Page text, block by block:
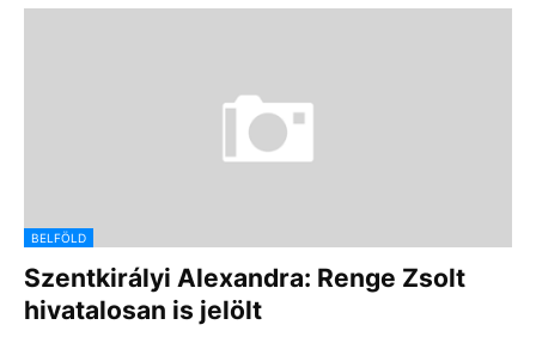
BELFÖLD
Szentkirályi Alexandra: Renge Zsolt
hivatalosan is jelölt